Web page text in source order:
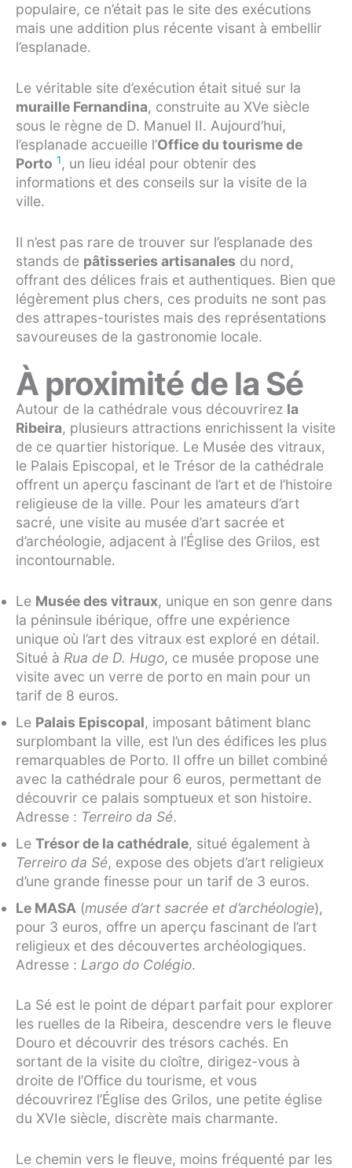
populaire, ce n’était pas le site des exécutions
mais une addition plus récente visant à embellir
l’esplanade.
Le véritable site d’exécution était situé sur la
muraille Fernandina, construite au XVe siècle
sous le règne de D. Manuel II. Aujourd’hui,
l’esplanade accueille l’Office du tourisme de
Porto 1, un lieu idéal pour obtenir des
informations et des conseils sur la visite de la
ville.
Il n’est pas rare de trouver sur l’esplanade des
stands de pâtisseries artisanales du nord,
offrant des délices frais et authentiques. Bien que
légèrement plus chers, ces produits ne sont pas
des attrapes-touristes mais des représentations
savoureuses de la gastronomie locale.
À proximité de la Sé
Autour de la cathédrale vous découvrirez la
Ribeira, plusieurs attractions enrichissent la visite
de ce quartier historique. Le Musée des vitraux,
le Palais Episcopal, et le Trésor de la cathédrale
offrent un aperçu fascinant de l’art et de l’histoire
religieuse de la ville. Pour les amateurs d’art
sacré, une visite au musée d’art sacrée et
d’archéologie, adjacent à l’Église des Grilos, est
incontournable.
Le Musée des vitraux, unique en son genre dans
la péninsule ibérique, offre une expérience
unique où l’art des vitraux est exploré en détail.
Situé à Rua de D. Hugo, ce musée propose une
visite avec un verre de porto en main pour un
tarif de 8 euros.
Le Palais Episcopal, imposant bâtiment blanc
surplombant la ville, est l’un des édifices les plus
remarquables de Porto. Il offre un billet combiné
avec la cathédrale pour 6 euros, permettant de
découvrir ce palais somptueux et son histoire.
Adresse : Terreiro da Sé.
Le Trésor de la cathédrale, situé également à
Terreiro da Sé, expose des objets d’art religieux
d’une grande finesse pour un tarif de 3 euros.
Le MASA (musée d’art sacrée et d’archéologie),
pour 3 euros, offre un aperçu fascinant de l’art
religieux et des découvertes archéologiques.
Adresse : Largo do Colégio.
La Sé est le point de départ parfait pour explorer
les ruelles de la Ribeira, descendre vers le fleuve
Douro et découvrir des trésors cachés. En
sortant de la visite du cloître, dirigez-vous à
droite de l’Office du tourisme, et vous
découvrirez l’Église des Grilos, une petite église
du XVIe siècle, discrète mais charmante.
Le chemin vers le fleuve, moins fréquenté par les